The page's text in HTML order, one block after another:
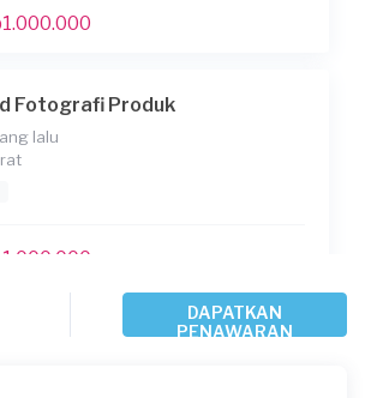
Fotografi Produk
lalu
Fotografi Produk
DAPATKAN
PENAWARAN